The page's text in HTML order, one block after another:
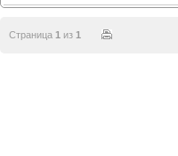
Страница 1 из 1